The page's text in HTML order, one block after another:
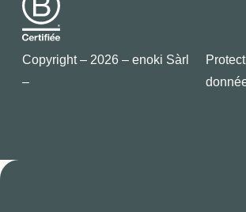
Copyright – 2026 – enoki Sàrl
–